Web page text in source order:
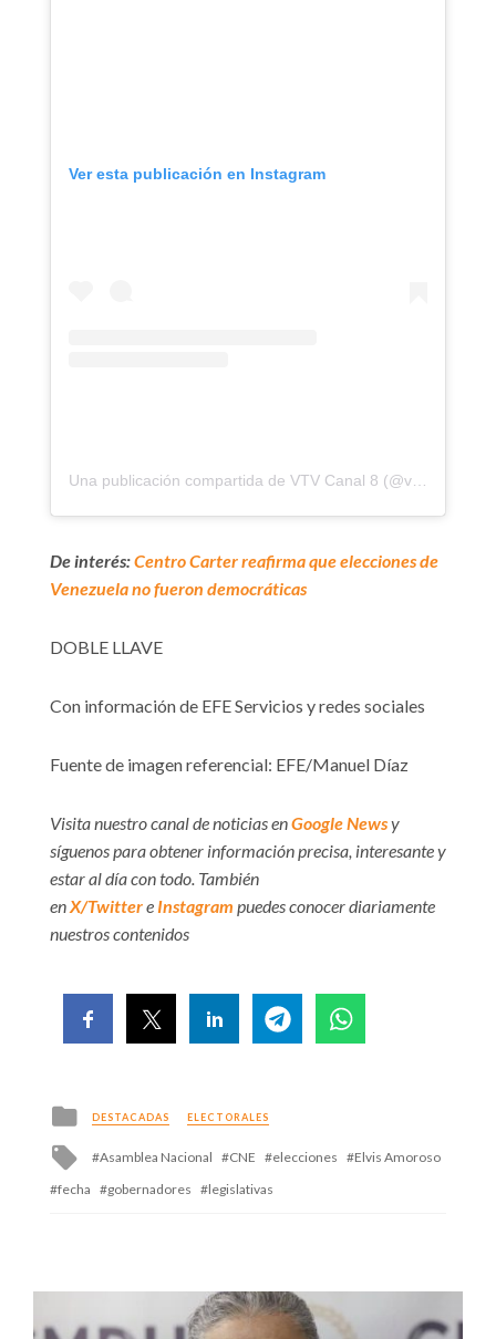
Ver esta publicación en Instagram
De interés:Centro Carter reafirma que elecciones de
Venezuela no fueron democráticas
DOBLE LLAVE
Con información de EFE Servicios y redes sociales
Fuente de imagen referencial: EFE/Manuel Díaz
Visita nuestro canal de noticias enGoogle Newsy
síguenos para obtener información precisa, interesante y
estar al día con todo. También
enX/Twittere Instagram puedes conocer diariamente
nuestros contenidos
Posted
in
DESTACADAS ELECTORALES
Tagged
Asamblea Nacional CNE elecciones
Elvis Amoroso
fecha
gobernadores legislativas